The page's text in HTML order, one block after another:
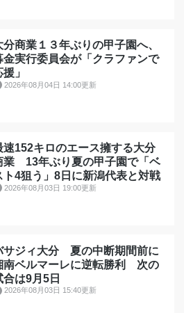
分商業１３年ぶりの甲子園へ、
金実行委員会が「クラファンで
」
2026年08月04日 14:00更新
速152キロのエース擁する大分
業 13年ぶり夏の甲子園で「ベ
ト4狙う」8日に新潟代表と対戦
2026年08月03日 19:00更新
サジィ大分 夏の中断期間前に
南ベルマーレに逆転勝利 次の
合は9月5日
2026年08月03日 15:40更新